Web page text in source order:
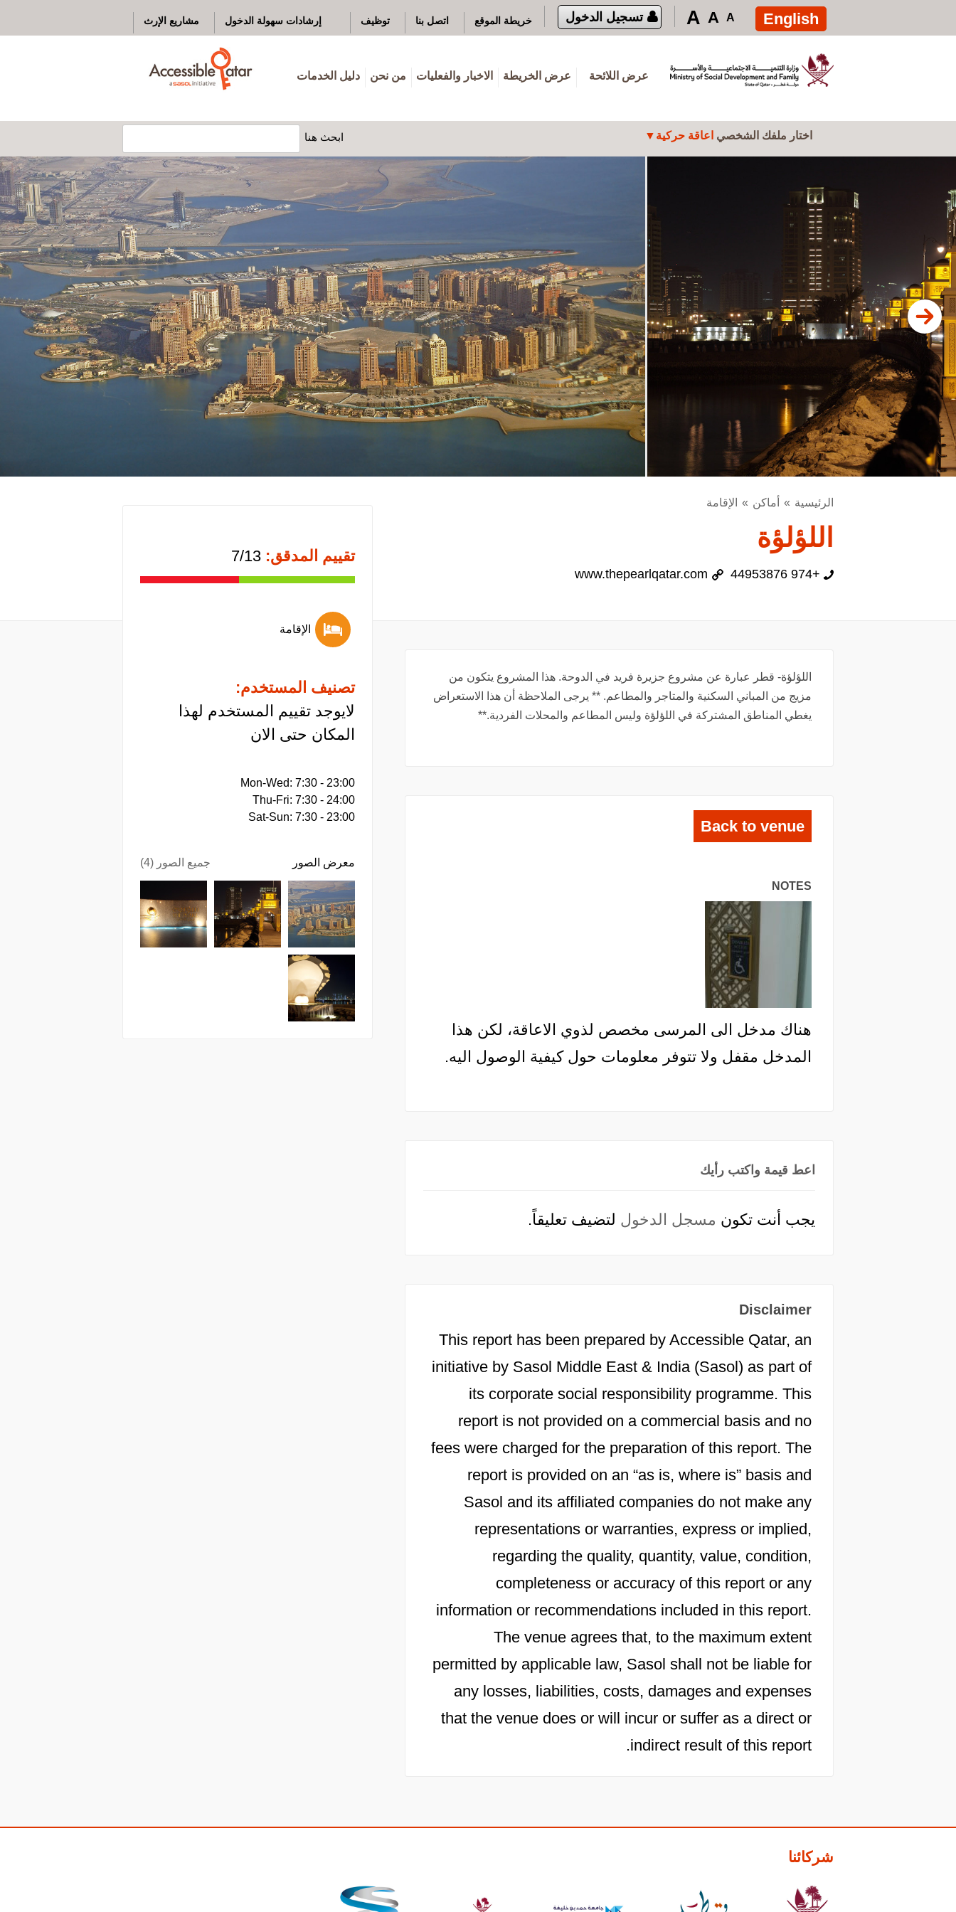
تجاوز إلى المحتوى الرئيسي
English
A
A
A تسجيل الدخول خريطة الموقع اتصل بنا توظيف إرشادات سهولة الدخول مشاريع الإرث
عرض اللائحة عرض الخريطة الاخبار والفعليات من نحن دليل الخدمات
اختار ملفك الشخصي اعاقة حركية ابحث هنا
الرئيسية أماكن الإقامة
اللؤلؤة
+974 44953876
www.thepearlqatar.com
اللؤلؤة- قطر عبارة عن مشروع جزيرة فريد في الدوحة. هذا المشروع يتكون من
مزيج من المباني السكنية والمتاجر والمطاعم. ** يرجى الملاحظة أن هذا الاستعراض
يغطي المناطق المشتركة في اللؤلؤة وليس المطاعم والمحلات الفردية.**
Back to venue
NOTES
هناك مدخل الى المرسى مخصص لذوي الاعاقة، لكن هذا
المدخل مقفل ولا تتوفر معلومات حول كيفية الوصول اليه.
اعط قيمة واكتب رأيك
يجب أنت تكون مسجل الدخول لتضيف تعليقاً.
Disclaimer
This report has been prepared by Accessible Qatar, an
initiative by Sasol Middle East & India (Sasol) as part of
its corporate social responsibility programme. This
report is not provided on a commercial basis and no
fees were charged for the preparation of this report. The
report is provided on an “as is, where is” basis and
Sasol and its affiliated companies do not make any
representations or warranties, express or implied,
regarding the quality, quantity, value, condition,
completeness or accuracy of this report or any
information or recommendations included in this report.
The venue agrees that, to the maximum extent
permitted by applicable law, Sasol shall not be liable for
any losses, liabilities, costs, damages and expenses
that the venue does or will incur or suffer as a direct or
indirect result of this report.
تقييم المدقق:
الإقامة
تصنيف المستخدم:
لايوجد تقييم المستخدم لهذا
المكان حتى الان
Thu-Fri: 7:30 - 24:00
Sat-Sun: 7:30 - 23:00
معرض الصور جميع الصور (4)
شركائنا